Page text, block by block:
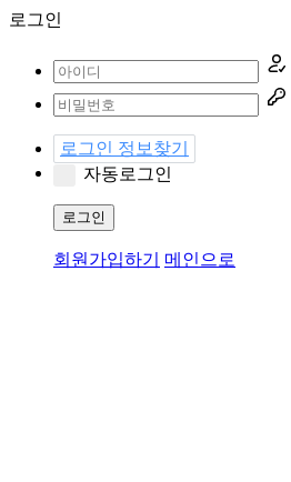
로그인
로그인 정보찾기
자동로그인
로그인
회원가입하기 메인으로